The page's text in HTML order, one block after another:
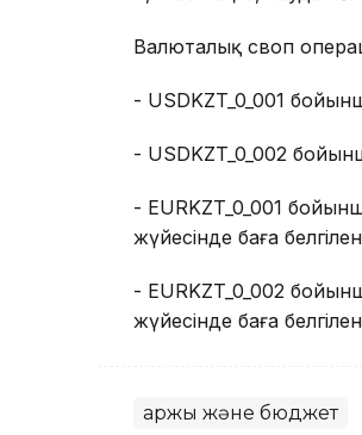
Валюталық своп
- USDKZT_0_001
- USDKZT_0_002
- EURKZT_0_001
жүйесінде баға
- EURKZT_0_002
жүйесінде баға
Қаржы және бюджет